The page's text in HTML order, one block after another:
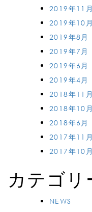
2019年11月
2019年10月
2019年8月
2019年7月
2019年6月
2019年4月
2018年11月
2018年10月
2018年6月
2017年11月
2017年10月
カテゴリ
NEWS